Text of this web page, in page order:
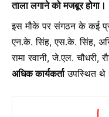
ताला लगाने को मजबूर होगा।
इस मौके पर संगठन के कई
एन.के. सिंह, एस.के. सिंह,
रामा रवानी, जे.एल.
अधिक कार्यकर्ताउपस्थित थे।